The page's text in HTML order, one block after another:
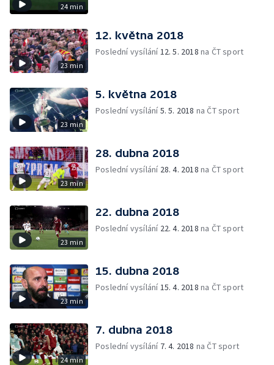
24 min
23 min
12. května 2018
Poslední vysílání12. 5. 2018 na ČT sport
23 min
5. května 2018
Poslední vysílání5. 5. 2018 na ČT sport
23 min
28. dubna 2018
Poslední vysílání 28. 4. 2018 na ČT sport
23 min
22. dubna 2018
Poslední vysílání 22. 4. 2018 na ČT sport
23 min
15. dubna 2018
Poslední vysílání15. 4. 2018 na ČT sport
24 min
7. dubna 2018
Poslední vysílání 7. 4. 2018 na ČT sport